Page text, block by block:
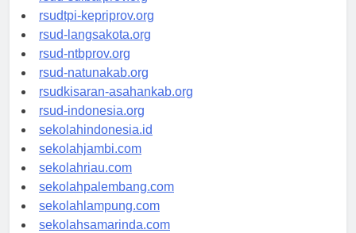
rsud-sulbarprov.org
rsudtpi-kepriprov.org
rsud-langsakota.org
rsud-ntbprov.org
rsud-natunakab.org
rsudkisaran-asahankab.org
rsud-indonesia.org
sekolahindonesia.id
sekolahjambi.com
sekolahriau.com
sekolahpalembang.com
sekolahlampung.com